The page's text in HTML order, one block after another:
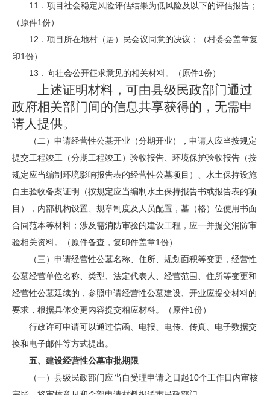
11．项目社会稳定风险评估结果为低风险及以下的评估报告；
（原件1份）
12．项目所在地村（居）民会议同意的决议；（村委会盖章复
印1份）
13．向社会公开征求意见的相关材料。（原件1份）
上述证明材料，可由县级民政部门通过
政府相关部门间的信息共享获得的，无需申
请人提供。
（二）申请经营性公墓开业（分期开业），申请人应当按规定
提交工程竣工（分期工程竣工）验收报告、环境保护验收报告（按
规定应当编制环境影响报告表的经营性公墓项目）、水土保持设施
自主验收备案证明（按规定应当编制水土保持报告书或报告表的项
目），内部机构设置、规章制度及人员配置，墓（格）位使用书面
合同范本等材料；涉及需消防审验的建设工程，应一并提交消防审
验相关资料。（原件备查，复印件盖章1份）
（三）申请经营性公墓名称、住所、规划面积等变更，经营性
公墓经营单位名称、类型、法定代表人、经营范围、住所等变更和
经营性公墓延续的，参照申请经营性公墓建设、开业应提交材料的
要求，根据具体变更内容提交相应材料。（原件1份）
行政许可申请可以通过信函、电报、电传、传真、电子数据交
换和电子邮件等方式提出。
五、建设经营性公墓审批期限
（一）县级民政部门应当自受理申请之日起10个工作日内审核